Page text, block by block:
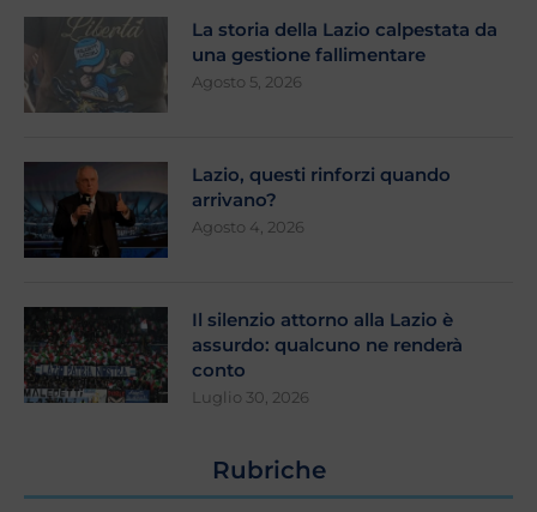
La storia della Lazio calpestata da
una gestione fallimentare
Agosto 5, 2026
Lazio, questi rinforzi quando
arrivano?
Agosto 4, 2026
Il silenzio attorno alla Lazio è
assurdo: qualcuno ne renderà
conto
Luglio 30, 2026
Rubriche